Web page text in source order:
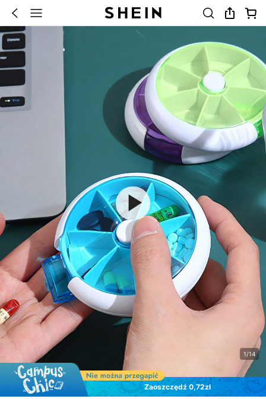
1/14
Zaoszczędź 0,72zł